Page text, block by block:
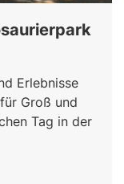
Erlebnisse
Groß und
Tag in der